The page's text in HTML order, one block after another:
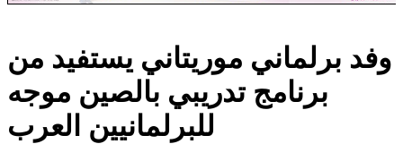
وفد برلماني موريتاني يستفيد من
برنامج تدريبي بالصين موجه
للبرلمانيين العرب